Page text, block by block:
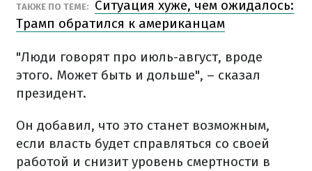
ТАКЖЕ ПО ТЕМЕ:
Ситуация хуже, чем ожидалось:
Трамп обратился к американцам
"Люди говорят про июль-август, вроде
этого. Может быть и дольше", – сказал
президент.
Он добавил, что это станет возможным,
если власть будет справляться со своей
работой и снизит уровень смертности в